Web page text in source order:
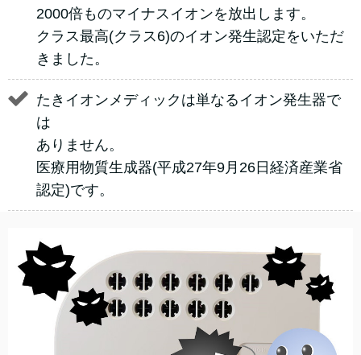
2000倍ものマイナスイオンを放出します。
クラス最高(クラス6)のイオン発生認定をいただ
きました。
たきイオンメディックは単なるイオン発生器で
は
ありません。
医療用物質生成器(平成27年9月26日経済産業省
認定)です。